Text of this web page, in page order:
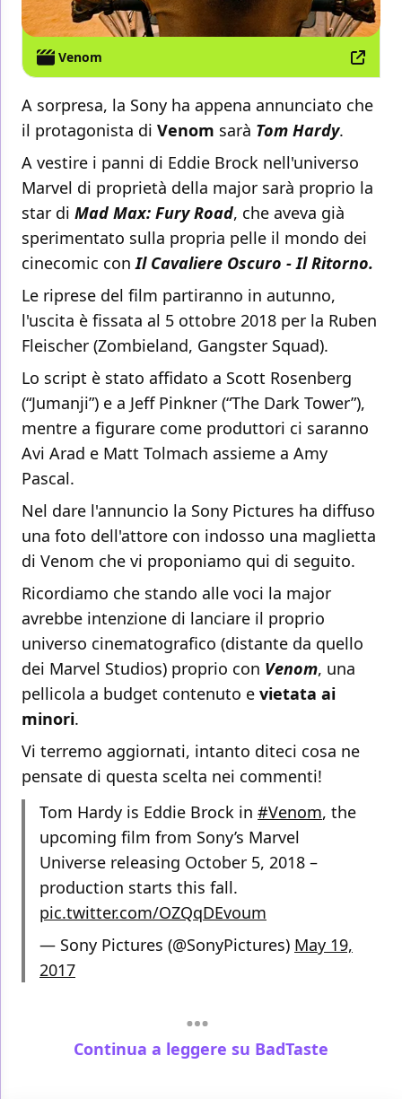
Venom
A sorpresa, la Sony ha appena annunciato che
il protagonista di Venom sarà Tom Hardy.
A vestire i panni di Eddie Brock nell'universo
Marvel di proprietà della major sarà proprio la
star di Mad Max: Fury Road, che aveva già
sperimentato sulla propria pelle il mondo dei
cinecomic con Il Cavaliere Oscuro - Il Ritorno.
Le riprese del film partiranno in autunno,
l'uscita è fissata al 5 ottobre 2018 per la Ruben
Fleischer (Zombieland, Gangster Squad).
Lo script è stato affidato a Scott Rosenberg
(“Jumanji”) e a Jeff Pinkner (“The Dark Tower”),
mentre a figurare come produttori ci saranno
Avi Arad e Matt Tolmach assieme a Amy
Pascal.
Nel dare l'annuncio la Sony Pictures ha diffuso
una foto dell'attore con indosso una maglietta
di Venom che vi proponiamo qui di seguito.
Ricordiamo che stando alle voci la major
avrebbe intenzione di lanciare il proprio
universo cinematografico (distante da quello
dei Marvel Studios) proprio con Venom, una
pellicola a budget contenuto e vietata ai
minori.
Vi terremo aggiornati, intanto diteci cosa ne
pensate di questa scelta nei commenti!
Tom Hardy is Eddie Brock in #Venom, the
upcoming film from Sony’s Marvel
Universe releasing October 5, 2018 –
production starts this fall.
pic.twitter.com/OZQqDEvoum
— Sony Pictures (@SonyPictures) May 19,
2017
Continua a leggere su BadTaste